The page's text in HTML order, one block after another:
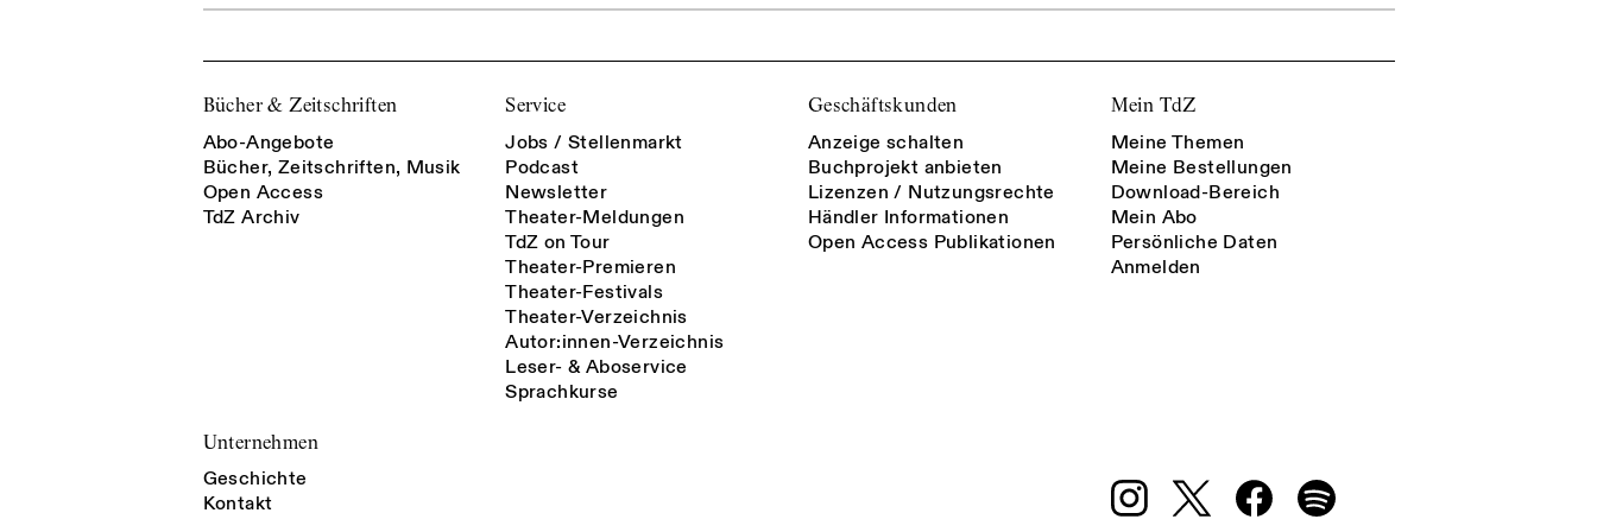
Bücher & Zeitschriften
Abo-Angebote
Bücher, Zeitschriften, Musik
Open Access
TdZ Archiv
Service
Jobs / Stellenmarkt
Podcast
Newsletter
Theater-Meldungen
TdZ on Tour
Theater-Premieren
Theater-Festivals
Theater-Verzeichnis
Autor:innen-Verzeichnis
Leser- & Aboservice
Sprachkurse
Geschäftskunden
Anzeige schalten
Buchprojekt anbieten
Lizenzen / Nutzungsrechte
Händler Informationen
Open Access Publikationen
Mein TdZ
Meine Themen
Meine Bestellungen
Download-Bereich
Mein Abo
Persönliche Daten
Anmelden
Unternehmen
Geschichte
Kontakt